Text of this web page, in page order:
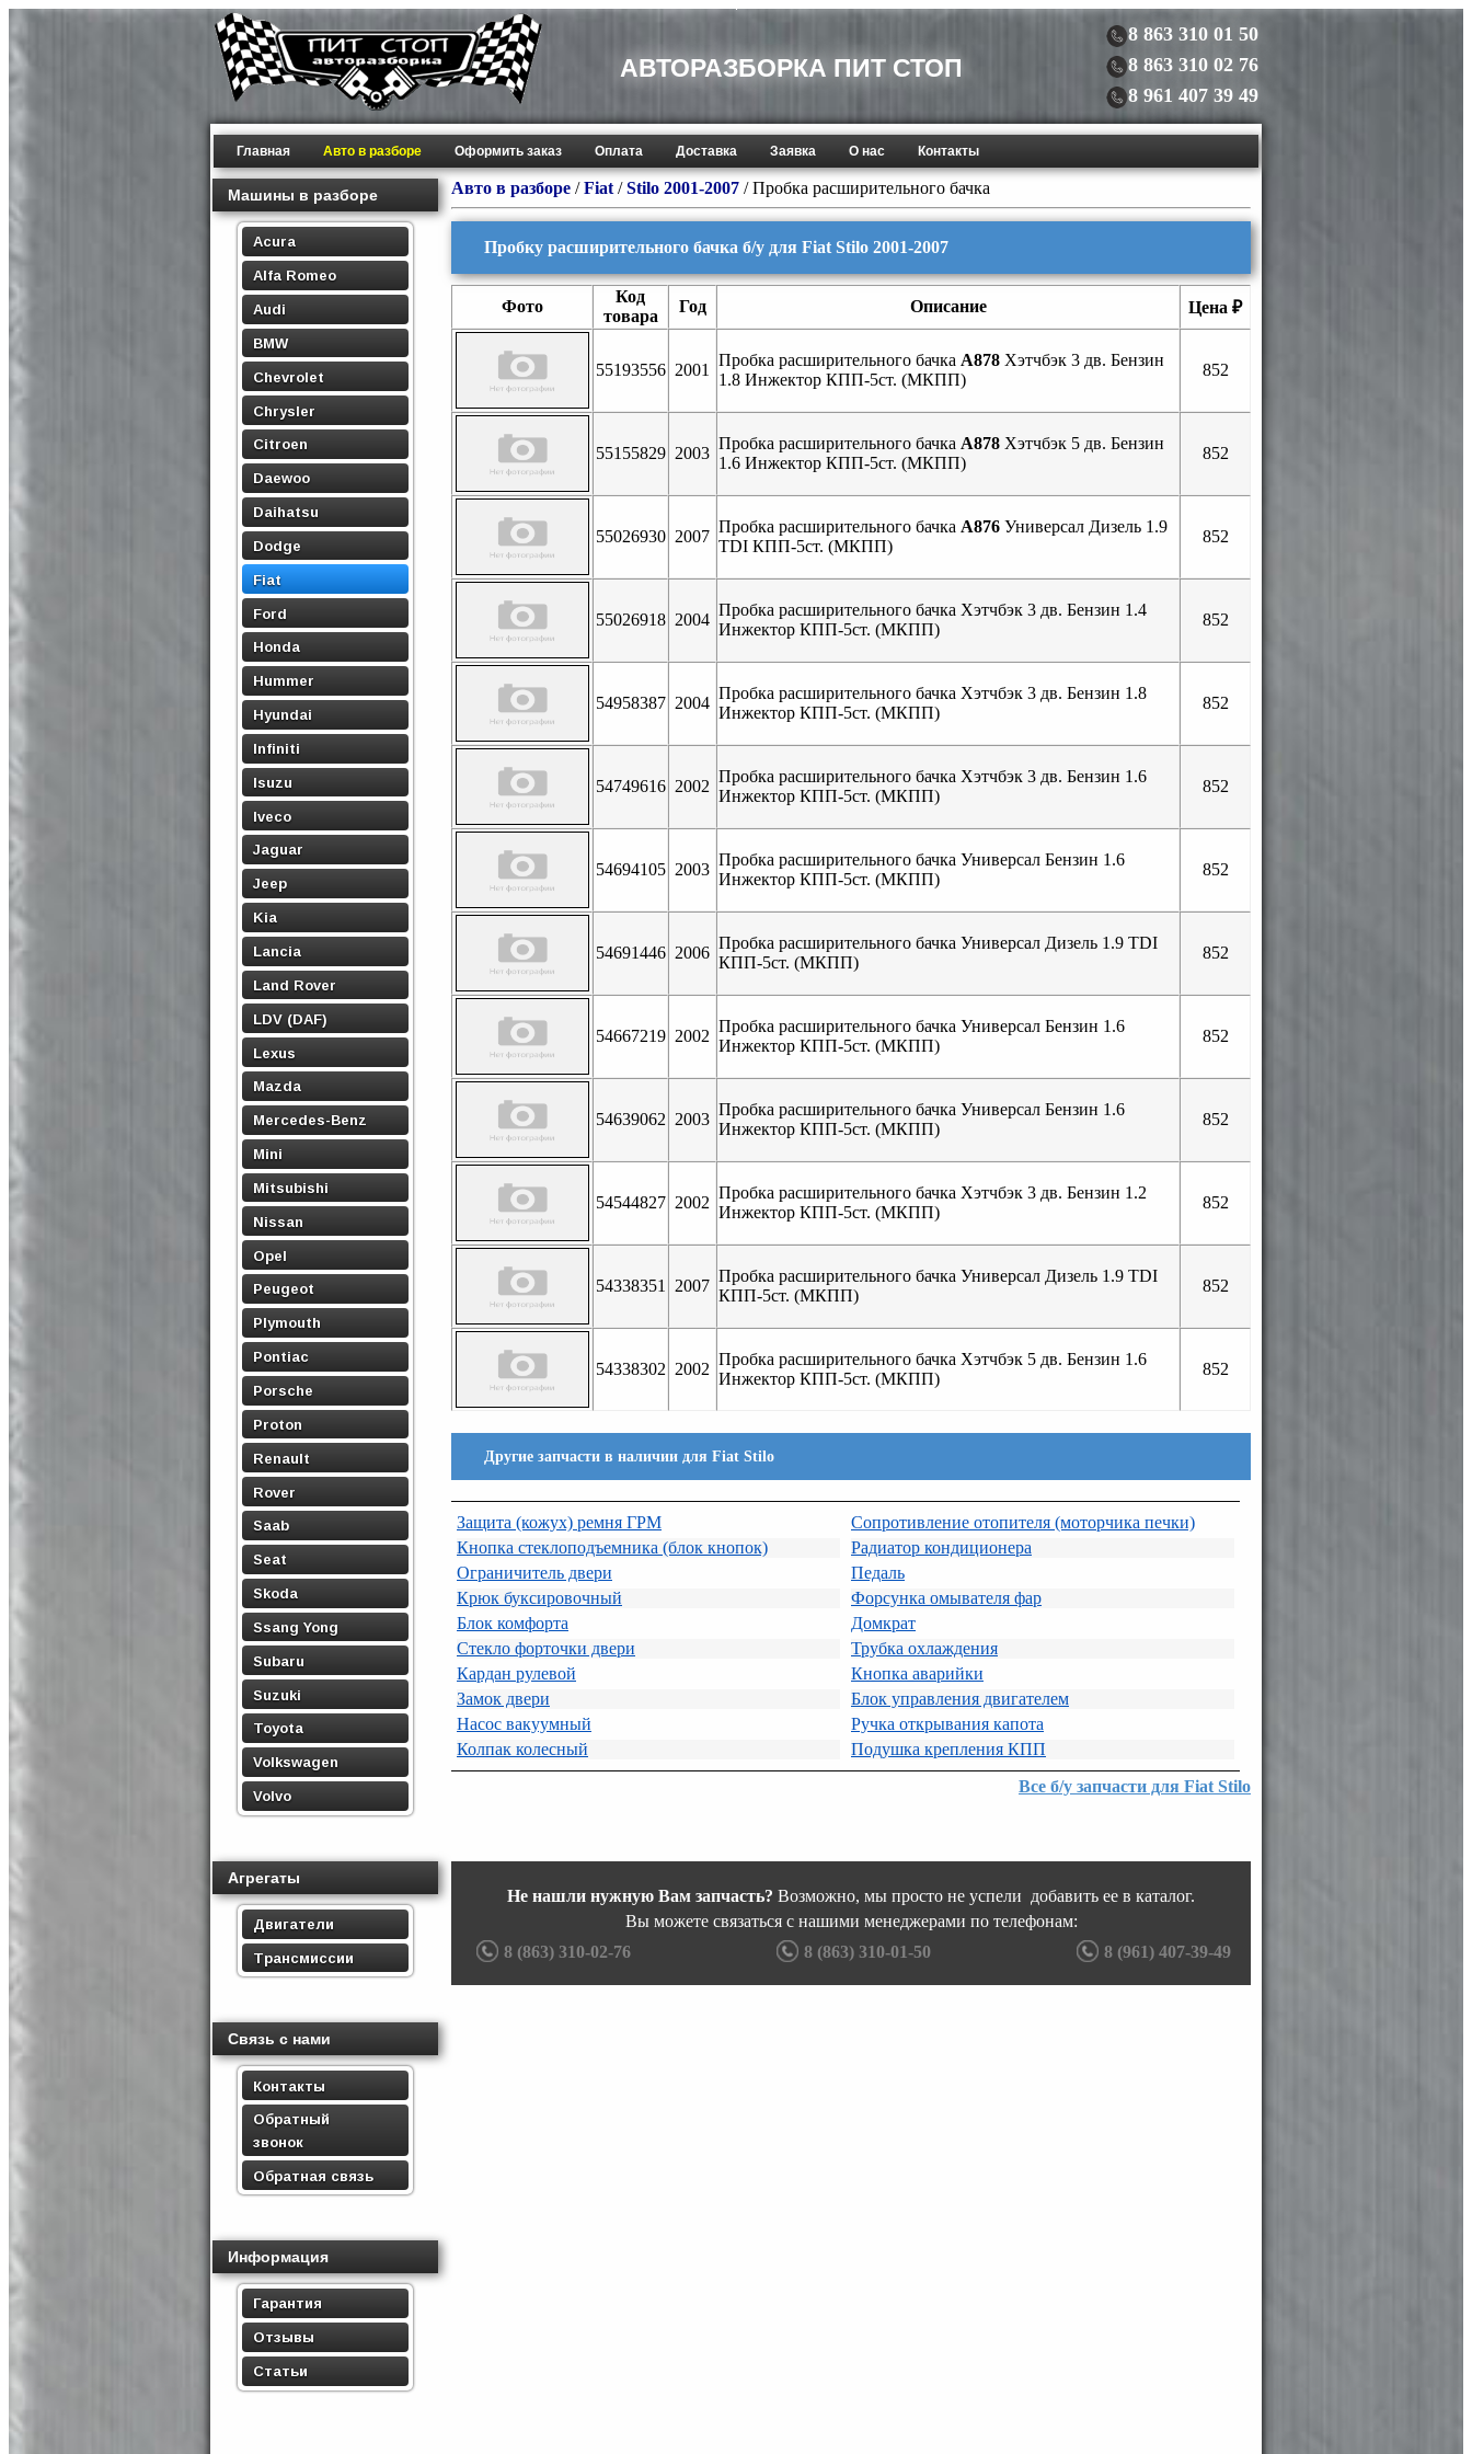
АВТОРАЗБОРКА ПИТ СТОП
8 863 310 01 50
8 863 310 02 76
8 961 407 39 49
Главная Авто в разборе Оформить заказ Оплата Доставка Заявка О нас Контакты
Машины в разборе
Acura
Alfa Romeo
Audi
BMW
Chevrolet
Chrysler
Citroen
Daewoo
Daihatsu
Dodge
Fiat
Ford
Honda
Hummer
Hyundai
Infiniti
Isuzu
Iveco
Jaguar
Jeep
Kia
Lancia
Land Rover
LDV (DAF)
Lexus
Mazda
Mercedes-Benz
Mini
Mitsubishi
Nissan
Opel
Peugeot
Plymouth
Pontiac
Porsche
Proton
Renault
Rover
Saab
Seat
Skoda
Ssang Yong
Subaru
Suzuki
Toyota
Volkswagen
Volvo
Агрегаты
Двигатели
Трансмиссии
Связь с нами
Контакты
Обратный
звонок
Обратная связь
Информация
Гарантия
Отзывы
Статьи
Авто в разборе /Fiat /Stilo 2001-2007 / Пробка расширительного бачка
Пробку расширительного бачка б/у для Fiat Stilo 2001-2007
Фото
Код
товара
Год Описание Цена ₽
55193556 2001
Пробка расширительного бачка A878 Хэтчбэк 3 дв. Бензин
1.8 Инжектор КПП-5ст. (МКПП)
852
55155829 2003
Пробка расширительного бачка A878 Хэтчбэк 5 дв. Бензин
1.6 Инжектор КПП-5ст. (МКПП)
852
55026930 2007
Пробка расширительного бачка A876 Универсал Дизель 1.9
TDI КПП-5ст. (МКПП)
852
55026918 2004
Пробка расширительного бачка Хэтчбэк 3 дв. Бензин 1.4
Инжектор КПП-5ст. (МКПП)
852
54958387 2004
Пробка расширительного бачка Хэтчбэк 3 дв. Бензин 1.8
Инжектор КПП-5ст. (МКПП)
852
54749616 2002
Пробка расширительного бачка Хэтчбэк 3 дв. Бензин 1.6
Инжектор КПП-5ст. (МКПП)
852
54694105 2003
Пробка расширительного бачка Универсал Бензин 1.6
Инжектор КПП-5ст. (МКПП)
852
54691446 2006
Пробка расширительного бачка Универсал Дизель 1.9 TDI
КПП-5ст. (МКПП)
852
54667219 2002
Пробка расширительного бачка Универсал Бензин 1.6
Инжектор КПП-5ст. (МКПП)
852
54639062 2003
Пробка расширительного бачка Универсал Бензин 1.6
Инжектор КПП-5ст. (МКПП)
852
54544827 2002
Пробка расширительного бачка Хэтчбэк 3 дв. Бензин 1.2
Инжектор КПП-5ст. (МКПП)
852
54338351 2007
Пробка расширительного бачка Универсал Дизель 1.9 TDI
КПП-5ст. (МКПП)
852
54338302 2002
Пробка расширительного бачка Хэтчбэк 5 дв. Бензин 1.6
Инжектор КПП-5ст. (МКПП)
852
Другие запчасти в наличии для Fiat Stilo
Защита (кожух) ремня ГРМ
Кнопка стеклоподъемника (блок кнопок)
Ограничитель двери
Крюк буксировочный
Блок комфорта
Стекло форточки двери
Кардан рулевой
Замок двери
Насос вакуумный
Колпак колесный
Сопротивление отопителя (моторчика печки)
Радиатор кондиционера
Педаль
Форсунка омывателя фар
Домкрат
Трубка охлаждения
Кнопка аварийки
Блок управления двигателем
Ручка открывания капота
Подушка крепления КПП
Все б/у запчасти для Fiat Stilo
Не нашли нужную Вам запчасть? Возможно, мы просто не успели добавить ее в каталог.
Вы можете связаться с нашими менеджерами по телефонам:
8 (863) 310-02-76
8 (863) 310-01-50 8 (961) 407-39-49